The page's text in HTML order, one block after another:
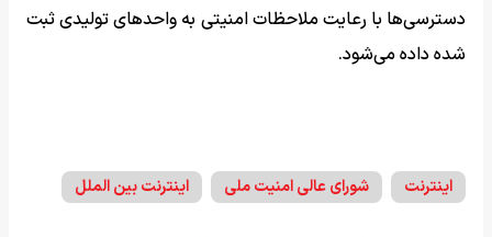
دسترسی‌ها با رعایت ملاحظات امنیتی به واحد‌های تولیدی ثبت
شده داده می‌شود.
اینترنت شورای عالی امنیت ملی اینترنت بین الملل